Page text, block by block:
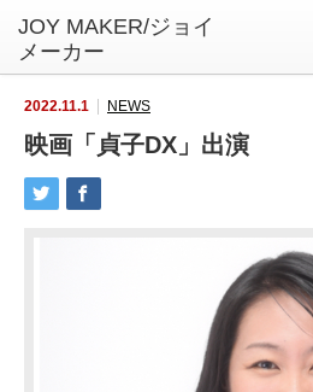
2022.11.1 NEWS
映画「貞子DX」出演